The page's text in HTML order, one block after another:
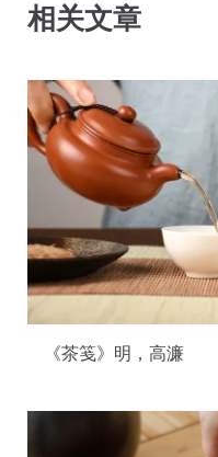
相关文章
《茶笺》明，高濂